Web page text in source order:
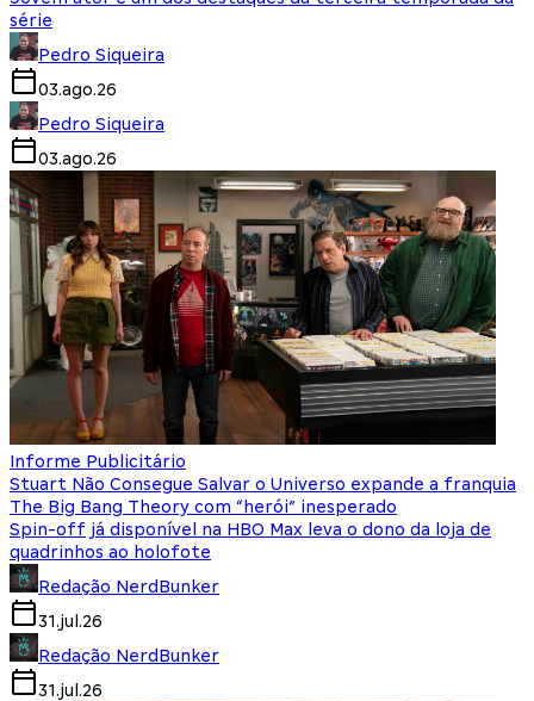
série
Pedro Siqueira
03.ago.26
Pedro Siqueira
03.ago.26
Informe Publicitário
Stuart Não Consegue Salvar o Universo expande a franquia
The Big Bang Theory com “herói” inesperado
Spin-off já disponível na HBO Max leva o dono da loja de
quadrinhos ao holofote
Redação NerdBunker
31.jul.26
Redação NerdBunker
31.jul.26